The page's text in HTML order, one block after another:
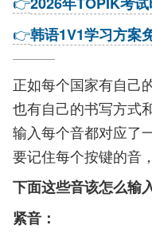
👉韩语1V1学习方案
正如每个国家有自己
也有自己的书写方式
输入每个音都对应了
要记住每个按键的音
下面这些音该怎么输
紧音：